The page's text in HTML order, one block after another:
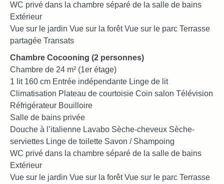
WC privé dans la chambre séparé de la salle de bains
Extérieur
Vue sur le jardin Vue sur la forêt Vue sur le parc Terrasse
partagée Transats
Chambre Cocooning (2 personnes)
Chambre de 24 m² (1er étage)
1 lit 160 cm Entrée indépendante Linge de lit
Climatisation Plateau de courtoisie Coin salon Télévision
Réfrigérateur Bouilloire
Salle de bains privée
Douche à l’italienne Lavabo Sèche-cheveux Sèche-
serviettes Linge de toilette Savon / Shampoing
WC privé dans la chambre séparé de la salle de bains
Extérieur
Vue sur le jardin Vue sur la forêt Vue sur le parc Terrasse